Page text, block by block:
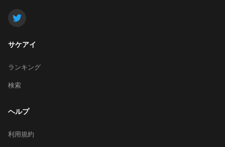
サケアイ
ランキング
検索
ヘルプ
利用規約